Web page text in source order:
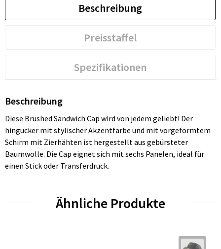
Beschreibung
Preisstaffel
Spezifikationen
Beschreibung
Diese Brushed Sandwich Cap wird von jedem geliebt! Der
hingucker mit stylischer Akzentfarbe und mit vorgeformtem
Schirm mit Zierhähten ist hergestellt aus gebürsteter
Baumwolle. Die Cap eignet sich mit sechs Panelen, ideal für
einen Stick oder Transferdruck.
Ähnliche Produkte